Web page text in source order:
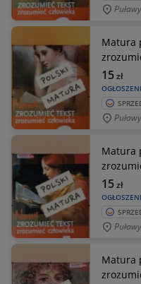
Puławy
Matura
15zł
Puławy
Matura
15zł
Puławy
Matura